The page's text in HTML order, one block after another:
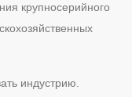
крупносерийного
индустрию.